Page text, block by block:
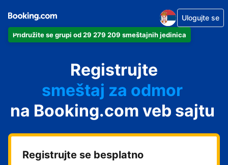
Pridružite se grupi od 29 279 209 smeštajnih jedinica
Ulogujte se
Registrujte
apartman
hotel
smeštaj za odmor
pansion
hostel
na Booking.com veb sajtu
Registrujte se besplatno